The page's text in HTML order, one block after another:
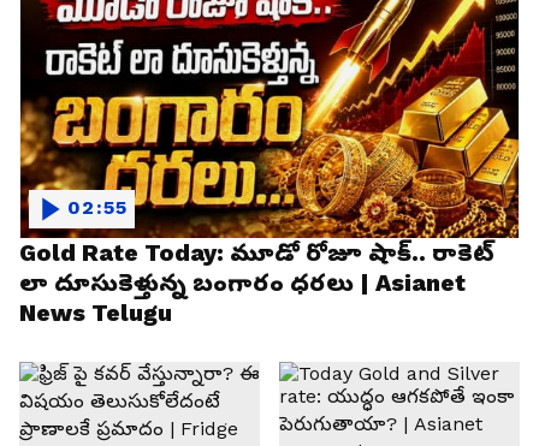
Gold Rate Today: మూడో రోజూ షాక్.. రాకెట్
లా దూసుకెళ్తున్న బంగారం ధరలు | Asianet
News Telugu
02:55